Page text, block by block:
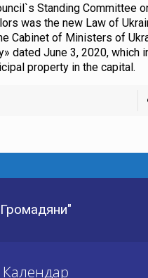
Standing Committee
was the new Law of
Cabinet of Ministers of
dated June 3, 2020, which
property in the capital.
Календар